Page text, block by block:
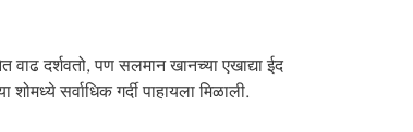
दर्शवतो, पण सलमान खानच्या एखाद्या ईद
सर्वाधिक गर्दी पाहायला मिळाली.